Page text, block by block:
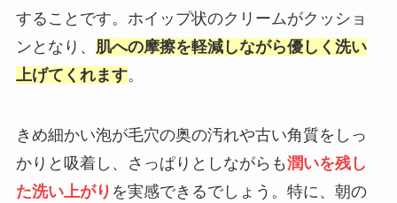
することです。ホイップ状のクリームがクッショ
ンとなり、
肌への摩擦を軽減しながら優しく洗い
上げてくれます。
きめ細かい泡が毛穴の奥の汚れや古い角質をしっ
かりと吸着し、さっぱりとしながらも潤いを残し
た洗い上がり を実感できるでしょう。特に、朝の